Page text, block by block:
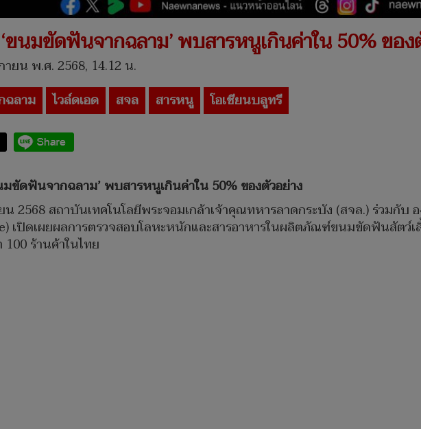
ขนมขัดฟันจากฉลาม’ พบสารหนูเกินค่าใน 50% ของ
ยน พ.ศ. 2568, 14.12 น.
ลาม ไวล์ดเอด สจล สารหนู โอเชียนบลูทรี
มขัดฟันจากฉลาม’ พบสารหนูเกินค่าใน 50% ของตัวอย่าง
2568 สถาบันเทคโนโลยีพระจอมเกล้าเจ้าคุณทหารลาดกระบัง (สจล.) ร่วมกับ
เปิดเผยผลการตรวจสอบโลหะหนักและสารอาหารในผลิตภัณฑ์ขนมขัดฟันสัตว์
ร้านค้าในไทย